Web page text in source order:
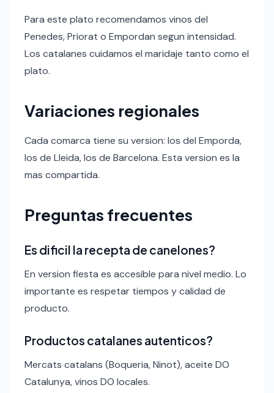
Para este plato recomendamos vinos del
Penedes, Priorat o Empordan segun intensidad.
Los catalanes cuidamos el maridaje tanto como el
plato.
Variaciones regionales
Cada comarca tiene su version: los del Emporda,
los de Lleida, los de Barcelona. Esta version es la
mas compartida.
Preguntas frecuentes
Es dificil la recepta de canelones?
En version fiesta es accesible para nivel medio. Lo
importante es respetar tiempos y calidad de
producto.
Productos catalanes autenticos?
Mercats catalans (Boqueria, Ninot), aceite DO
Catalunya, vinos DO locales.